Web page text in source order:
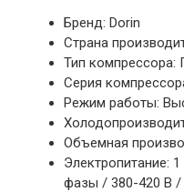
Бренд: Dorin
Страна
Тип компрессора:
Серия
Режим работы:
Объемная
Электропитание:
фазы / 380-420 В /